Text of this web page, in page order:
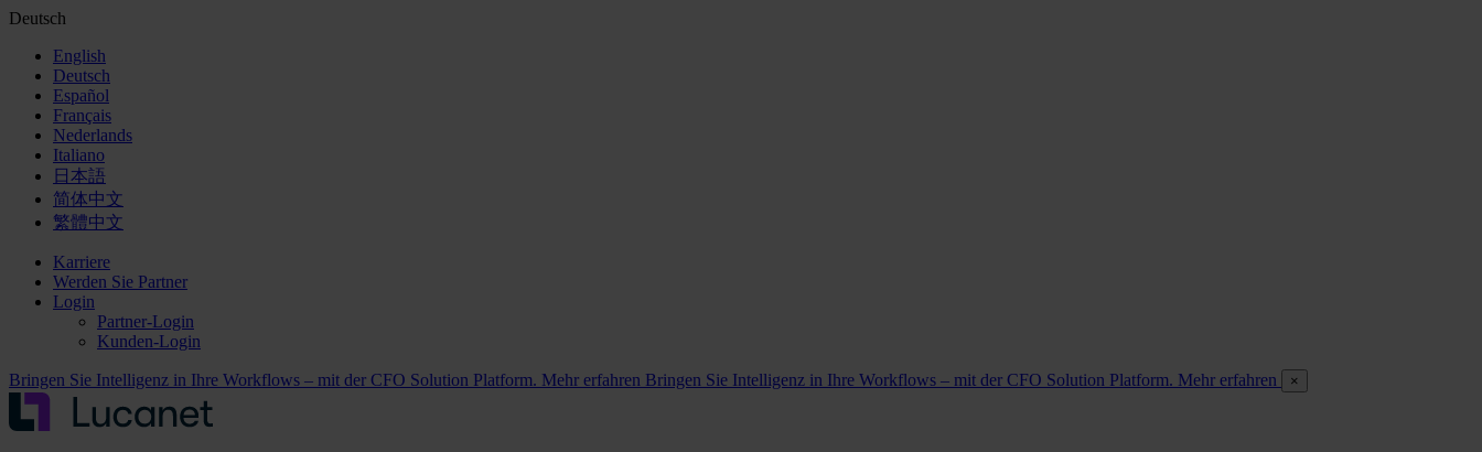
Deutsch
English
Deutsch
Español
Français
Nederlands
Italiano
日本語
简体中文
繁體中文
Karriere
Werden Sie Partner
Login
Partner-Login
Kunden-Login
Bringen Sie Intelligenz in Ihre Workflows – mit der CFO Solution Platform. Mehr erfahren Bringen Sie Intelligenz in Ihre Workflows – mit der CFO Solution Platform. Mehr erfahren ×